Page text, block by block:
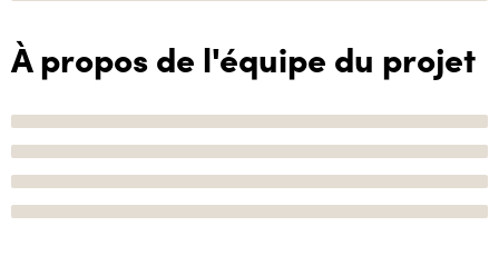
À propos de l'équipe du projet